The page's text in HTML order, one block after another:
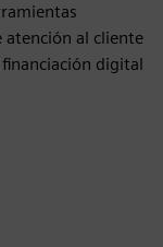
atención al cliente
digital